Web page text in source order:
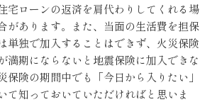
宅ローンの返済を肩代わりしてくれる場
があります。また、当面の生活費を担保
単独で加入することはできず、火災保険
満期にならないと地震保険に加入できな
険の期間中でも「今日から入りたい」
て知っておいていただければと思いま